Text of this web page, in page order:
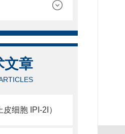
文章
细胞 IPI-2I）